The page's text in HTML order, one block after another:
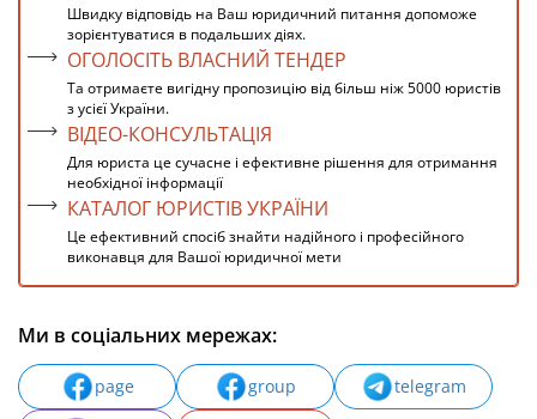
Швидку відповідь на Ваш юридичний питання допоможе
зорієнтуватися в подальших діях.
ОГОЛОСІТЬ ВЛАСНИЙ ТЕНДЕР
Та отримаєте вигідну пропозицію від більш ніж 5000 юристів
з усієї України.
ВІДЕО-КОНСУЛЬТАЦІЯ
Для юриста це сучасне і ефективне рішення для отримання
необхідної інформації
КАТАЛОГ ЮРИСТІВ УКРАЇНИ
Це ефективний спосіб знайти надійного і професійного
виконавця для Вашої юридичної мети
Ми в соціальних мережах:
page group
telegram